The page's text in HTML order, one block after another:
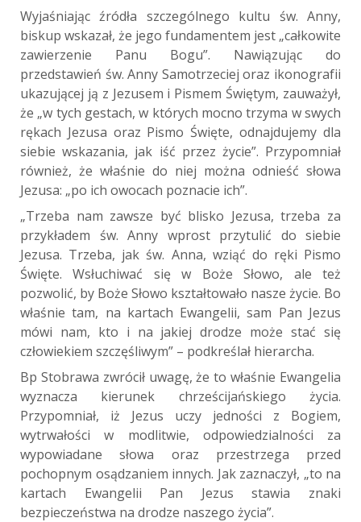
Wyjaśniając źródła szczególnego kultu św. Anny,
biskup wskazał, że jego fundamentem jest „całkowite
zawierzenie Panu Bogu”. Nawiązując do
przedstawień św. Anny Samotrzeciej oraz ikonografii
ukazującej ją z Jezusem i Pismem Świętym, zauważył,
że „w tych gestach, w których mocno trzyma w swych
rękach Jezusa oraz Pismo Święte, odnajdujemy dla
siebie wskazania, jak iść przez życie”. Przypomniał
również, że właśnie do niej można odnieść słowa
Jezusa: „po ich owocach poznacie ich”.
„Trzeba nam zawsze być blisko Jezusa, trzeba za
przykładem św. Anny wprost przytulić do siebie
Jezusa. Trzeba, jak św. Anna, wziąć do ręki Pismo
Święte. Wsłuchiwać się w Boże Słowo, ale też
pozwolić, by Boże Słowo kształtowało nasze życie. Bo
właśnie tam, na kartach Ewangelii, sam Pan Jezus
mówi nam, kto i na jakiej drodze może stać się
człowiekiem szczęśliwym” – podkreślał hierarcha.
Bp Stobrawa zwrócił uwagę, że to właśnie Ewangelia
wyznacza kierunek chrześcijańskiego życia.
Przypomniał, iż Jezus uczy jedności z Bogiem,
wytrwałości w modlitwie, odpowiedzialności za
wypowiadane słowa oraz przestrzega przed
pochopnym osądzaniem innych. Jak zaznaczył, „to na
kartach Ewangelii Pan Jezus stawia znaki
bezpieczeństwa na drodze naszego życia”.